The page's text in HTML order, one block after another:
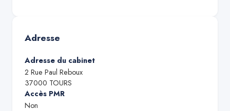
Adresse
Adresse du cabinet
2 Rue Paul Reboux
37000 TOURS
Accès PMR
Non